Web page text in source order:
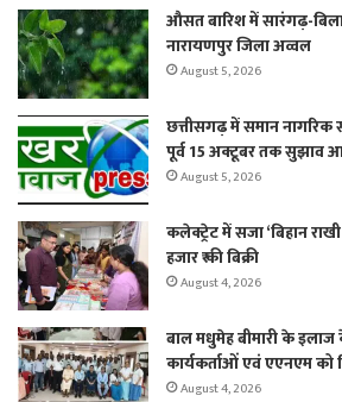
औसत बारिश में सारंगढ़-
नारायणपुर जिला अव्वल
August 5, 2026
छत्तीसगढ़ में समान
पूर्व 15 अक्टूबर तक सुझाव
August 5, 2026
कलेक्ट्रेट में सजा ‘बिहान
हजार ₹ की बिक्री
August 4, 2026
बाल मधुमेह बीमारी के इलाज
कार्यकर्ताओं एवं एएनएम को
August 4, 2026